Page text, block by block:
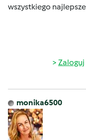
wszystkiego
Zaloguj
monika6500